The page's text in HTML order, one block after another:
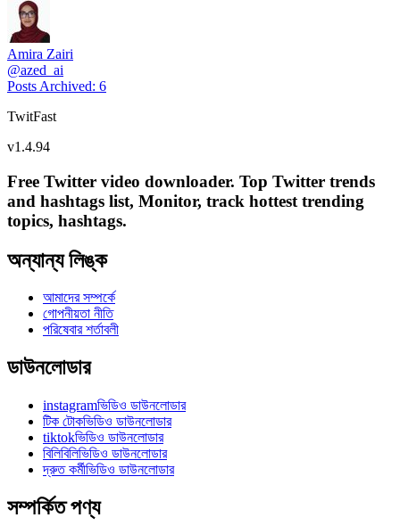
Amira Zairi
@azed_ai
Posts Archived: 6
TwitFast
v1.4.94
Free Twitter video downloader. Top Twitter trends
and hashtags list, Monitor, track hottest trending
topics, hashtags.
অন্যান্য লিঙ্ক
আমাদের সম্পর্কে
গোপনীয়তা নীতি
পরিষেবার শর্তাবলী
ডাউনলোডার
instagramভিডিও ডাউনলোডার
টিক টোকভিডিও ডাউনলোডার
tiktokভিডিও ডাউনলোডার
বিলিবিলিভিডিও ডাউনলোডার
দ্রুত কর্মীভিডিও ডাউনলোডার
সম্পর্কিত পণ্য